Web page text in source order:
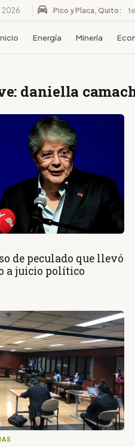
2026 Pico y Placa, Quito:
Energía Minería
daniella
de peculado que llevó
a juicio político